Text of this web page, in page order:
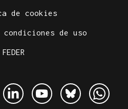
de cookies
de uso
FEDER